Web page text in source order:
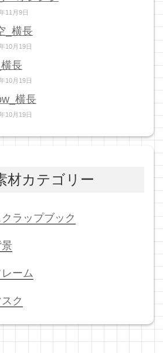
11月9日
_横長
10月19日
長
10月19日
横長
10月19日
材カテゴリー
クラップブック
レーム
ク